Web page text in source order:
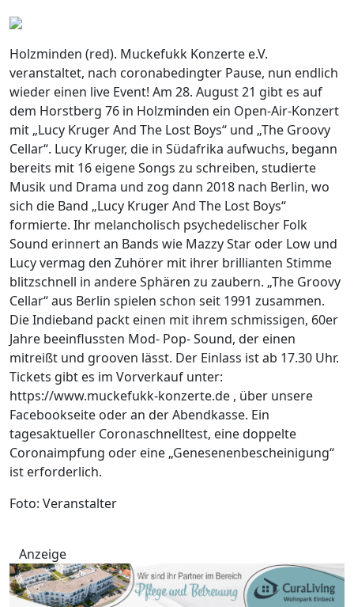
Holzminden (red). Muckefukk Konzerte e.V.
veranstaltet, nach coronabedingter Pause, nun endlich
wieder einen live Event! Am 28. August 21 gibt es auf
dem Horstberg 76 in Holzminden ein Open-Air-Konzert
mit „Lucy Kruger And The Lost Boys“ und „The Groovy
Cellar“. Lucy Kruger, die in Südafrika aufwuchs, begann
bereits mit 16 eigene Songs zu schreiben, studierte
Musik und Drama und zog dann 2018 nach Berlin, wo
sich die Band „Lucy Kruger And The Lost Boys“
formierte. Ihr melancholisch psychedelischer Folk
Sound erinnert an Bands wie Mazzy Star oder Low und
Lucy vermag den Zuhörer mit ihrer brillianten Stimme
blitzschnell in andere Sphären zu zaubern. „The Groovy
Cellar“ aus Berlin spielen schon seit 1991 zusammen.
Die Indieband packt einen mit ihrem schmissigen, 60er
Jahre beeinflussten Mod- Pop- Sound, der einen
mitreißt und grooven lässt. Der Einlass ist ab 17.30 Uhr.
Tickets gibt es im Vorverkauf unter:
https://www.muckefukk-konzerte.de , über unsere
Facebookseite oder an der Abendkasse. Ein
tagesaktueller Coronaschnelltest, eine doppelte
Coronaimpfung oder eine „Genesenenbescheinigung“
ist erforderlich.
Foto: Veranstalter
Anzeige